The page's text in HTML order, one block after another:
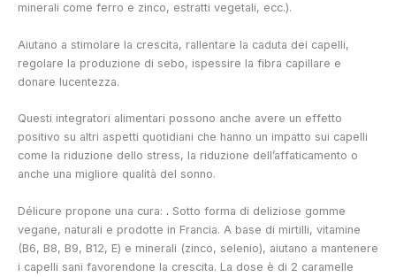
minerali come ferro e zinco, estratti vegetali, ecc.).
Aiutano a stimolare la crescita, rallentare la caduta dei capelli,
regolare la produzione di sebo, ispessire la fibra capillare e
donare lucentezza.
Questi integratori alimentari possono anche avere un effetto
positivo su altri aspetti quotidiani che hanno un impatto sui capelli
come la riduzione dello stress, la riduzione dell’affaticamento o
anche una migliore qualità del sonno.
Délicure propone una cura: . Sotto forma di deliziose gomme
vegane, naturali e prodotte in Francia. A base di mirtilli, vitamine
(B6, B8, B9, B12, E) e minerali (zinco, selenio), aiutano a mantenere
i capelli sani favorendone la crescita. La dose è di 2 caramelle